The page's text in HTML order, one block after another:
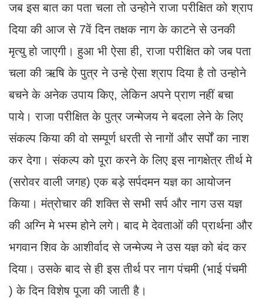
जब इस बात का पता चला तो उन्होने राजा परीक्षित को श्राप
दिया की आज से 7वें दिन तक्षक नाग के काटने से उनकी
मृत्यु हो जाएगी। हुआ भी ऐसा ही, राजा परीक्षित को जब पता
चला की ऋषि के पुत्र ने उन्हे ऐसा श्राप दिया है तो उन्होने
बचने के अनेक उपाय किए, लेकिन अपने प्राण नहीं बचा
पाये। राजा परीक्षित के पुत्र जन्मेजय ने बदला लेने के लिए
संकल्प किया की वो सम्पूर्ण धरती से नागों और सर्पों का नाश
कर देगा। संकल्प को पूरा करने के लिए इस नागक्षेत्र तीर्थ मे
(सरोवर वाली जगह) एक बड़े सर्पदमन यज्ञ का आयोजन
किया। मंत्रोचार की शक्ति से सभी सर्प और नाग उस यज्ञ
की अग्नि मे भस्म होने लगे। बाद मे देवताओं की प्रार्थना और
भगवान शिव के आशीर्वाद से जन्मेज्य ने उस यज्ञ को बंद कर
दिया। उसके बाद से ही इस तीर्थ पर नाग पंचमी (भाई पंचमी
) के दिन विशेष पूजा की जाती है।